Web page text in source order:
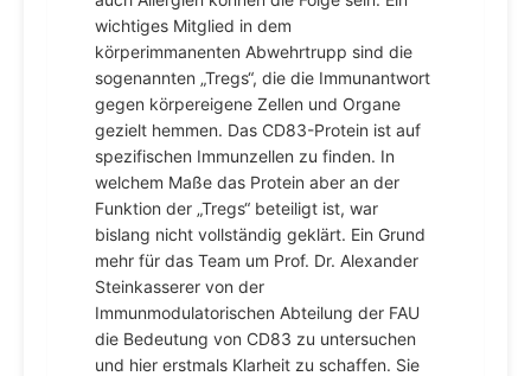
wichtiges Mitglied in dem
körperimmanenten Abwehrtrupp sind die
sogenannten „Tregs“, die die Immunantwort
gegen körpereigene Zellen und Organe
gezielt hemmen. Das CD83-Protein ist auf
spezifischen Immunzellen zu finden. In
welchem Maße das Protein aber an der
Funktion der „Tregs“ beteiligt ist, war
bislang nicht vollständig geklärt. Ein Grund
mehr für das Team um Prof. Dr. Alexander
Steinkasserer von der
Immunmodulatorischen Abteilung der FAU
die Bedeutung von CD83 zu untersuchen
und hier erstmals Klarheit zu schaffen. Sie